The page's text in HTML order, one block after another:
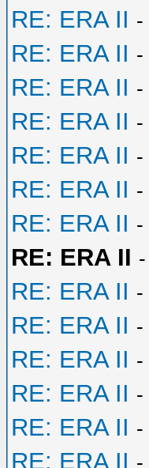
RE: ERA II -
RE: ERA II -
RE: ERA II -
RE: ERA II -
RE: ERA II -
RE: ERA II -
RE: ERA II -
RE: ERA II -
RE: ERA II -
RE: ERA II -
RE: ERA II -
RE: ERA II -
RE: ERA II -
RE: ERA II -